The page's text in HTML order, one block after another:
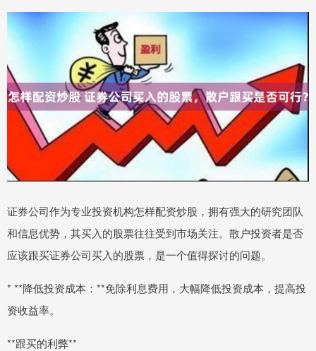
证券公司作为专业投资机构怎样配资炒股，拥有强大的研究团队
和信息优势，其买入的股票往往受到市场关注。散户投资者是否
应该跟买证券公司买入的股票，是一个值得探讨的问题。
* **降低投资成本：**免除利息费用，大幅降低投资成本，提高投
资收益率。
**跟买的利弊**